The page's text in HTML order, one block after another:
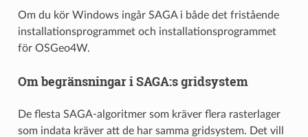
Om du kör Windows ingår SAGA i både det fristående
installationsprogrammet och installationsprogrammet
för OSGeo4W.
Om begränsningar i SAGA:s gridsystem
De flesta SAGA-algoritmer som kräver flera rasterlager
som indata kräver att de har samma gridsystem. Det vill